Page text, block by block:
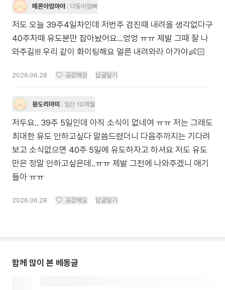
메론아엄마야 다둥이엄빠
저도 오늘 39주4일차인데 저번주 검진때 내려올 생각없다구
40주차때 유도분만 잡아놨어요...엉엉 ㅠㅠ 제발 그때 잘 나
와주길!!! 우리 같이 화이팅해요 얼른 내려와라 아가야👶🏻
2026.06.28 공감해요 답글달기
몽도리마미 임신 10개월
저두요.. 39주 5일인데 아직 소식이 없네여 ㅠㅠ 저는 그래도
최대한 유도 안하고싶다 말씀드렸더니 다음주까지는 기다려
보고 소식없으면 40주 5일에 유도하자고 하셔요 저도 유도
만은 정말 안하고싶은데..ㅠㅠ 제발 그전에 나와주겠니 애기
들아 ㅠㅠ
2026.06.28 공감해요 답글달기
함께 많이 본 베동글